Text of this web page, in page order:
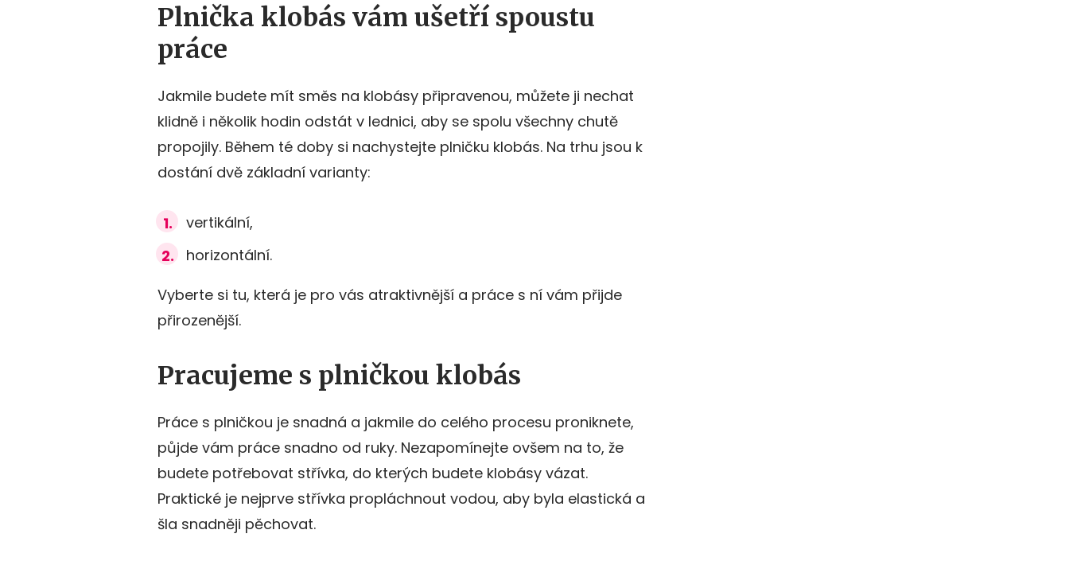
Plnička klobás vám ušetří spoustu
práce
Jakmile budete mít směs na klobásy připravenou, můžete ji nechat
klidně i několik hodin odstát v lednici, aby se spolu všechny chutě
propojily. Během té doby si nachystejte plničku klobás. Na trhu jsou k
dostání dvě základní varianty:
vertikální,
horizontální.
Vyberte si tu, která je pro vás atraktivnější a práce s ní vám přijde
přirozenější.
Pracujeme s plničkou klobás
Práce s plničkou je snadná a jakmile do celého procesu proniknete,
půjde vám práce snadno od ruky. Nezapomínejte ovšem na to, že
budete potřebovat střívka, do kterých budete klobásy vázat.
Praktické je nejprve střívka propláchnout vodou, aby byla elastická a
šla snadněji pěchovat.